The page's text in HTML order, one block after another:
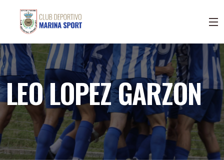
LEO LOPEZ GARZON